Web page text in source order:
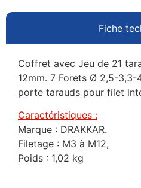
Fiche
Coffret avec Jeu de 21
12mm. 7 Forets Ø 2,5-
porte tarauds pour filet
Caractéristiques :
Marque : DRAKKAR.
Filetage : M3 à M12,
Poids : 1,02 kg